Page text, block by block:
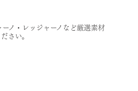
ノ・レッジャーノなど厳選素材
さい。